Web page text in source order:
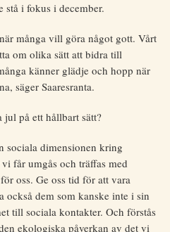
stå i fokus i december.
många vill göra något gott. Vårt
om olika sätt att bidra till
känner glädje och hopp när
säger Saaresranta.
på ett hållbart sätt?
sociala dimensionen kring
får umgås och träffas med
oss. Ge oss tid för att vara
också dem som kanske inte i sin
till sociala kontakter. Och förstås
ekologiska påverkan av det vi